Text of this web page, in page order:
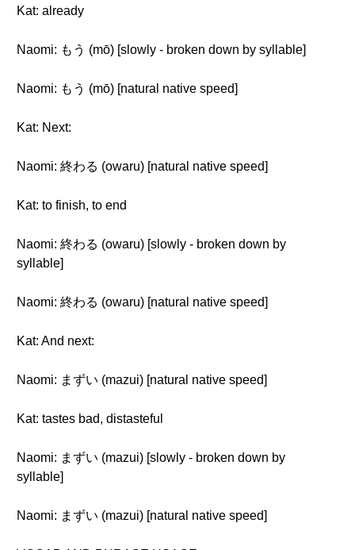
Kat: already
Naomi: もう (mō) [slowly - broken down by syllable]
Naomi: もう (mō) [natural native speed]
Kat: Next:
Naomi: 終わる (owaru) [natural native speed]
Kat: to finish, to end
Naomi: 終わる (owaru) [slowly - broken down by
syllable]
Naomi: 終わる (owaru) [natural native speed]
Kat: And next:
Naomi: まずい (mazui) [natural native speed]
Kat: tastes bad, distasteful
Naomi: まずい (mazui) [slowly - broken down by
syllable]
Naomi: まずい (mazui) [natural native speed]